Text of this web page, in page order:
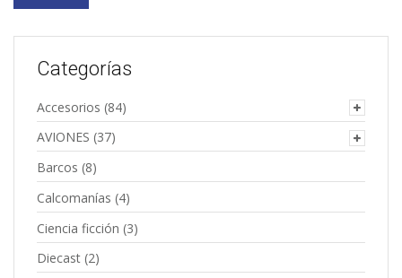
Categorías
Accesorios (84)
AVIONES (37)
Barcos (8)
Calcomanías (4)
Ciencia ficción (3)
Diecast (2)